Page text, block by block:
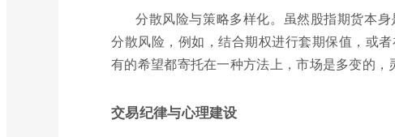
分散风险与策略多样化。虽然股指期货本
分散风险，例如，结合期权进行套期保值，或
有的希望都寄托在一种方法上，市场是多变的，
交易纪律与心理建设